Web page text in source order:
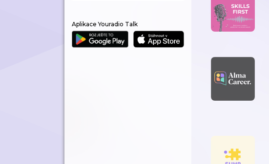
Aplikace Youradio Talk